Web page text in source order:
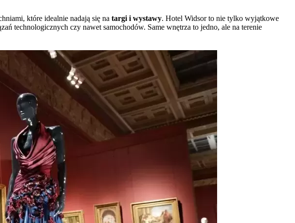
które idealnie nadają się na targi i wystawy. Hotel Widsor to nie tylko wyjątkowe
technologicznych czy nawet samochodów. Same wnętrza to jedno, ale na terenie